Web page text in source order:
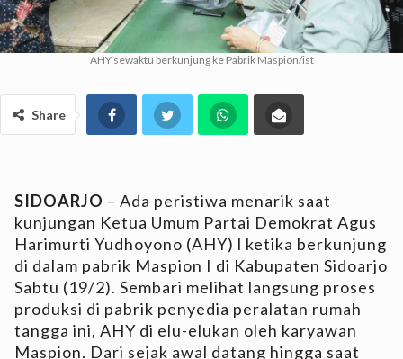
AHY sewaktu berkunjung ke Pabrik Maspion/ist
Share
SIDOARJO – Ada peristiwa menarik saat
kunjungan Ketua Umum Partai Demokrat Agus
Harimurti Yudhoyono (AHY) l ketika berkunjung
di dalam pabrik Maspion I di Kabupaten Sidoarjo
Sabtu (19/2). Sembari melihat langsung proses
produksi di pabrik penyedia peralatan rumah
tangga ini, AHY di elu-elukan oleh karyawan
Maspion. Dari sejak awal datang hingga saat